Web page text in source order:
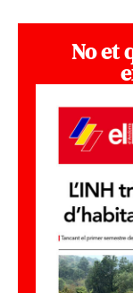
No et